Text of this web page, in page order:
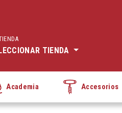
TIENDA
Academia Accesorios